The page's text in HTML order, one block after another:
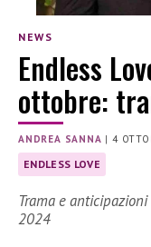
NEWS
Endless
ottobre:
ANDREA SANNA |4
ENDLESS LOVE
Trama e
2024